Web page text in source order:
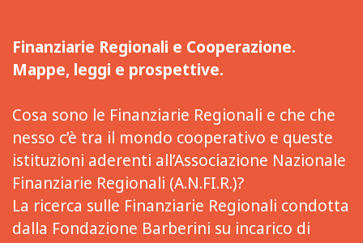
Finanziarie Regionali e Cooperazione.
Mappe, leggi e prospettive.
Cosa sono le Finanziarie Regionali e che che
nesso c’è tra il mondo cooperativo e queste
istituzioni aderenti all’Associazione Nazionale
Finanziarie Regionali (A.N.FI.R.)?
La ricerca sulle Finanziarie Regionali condotta
dalla Fondazione Barberini su incarico di